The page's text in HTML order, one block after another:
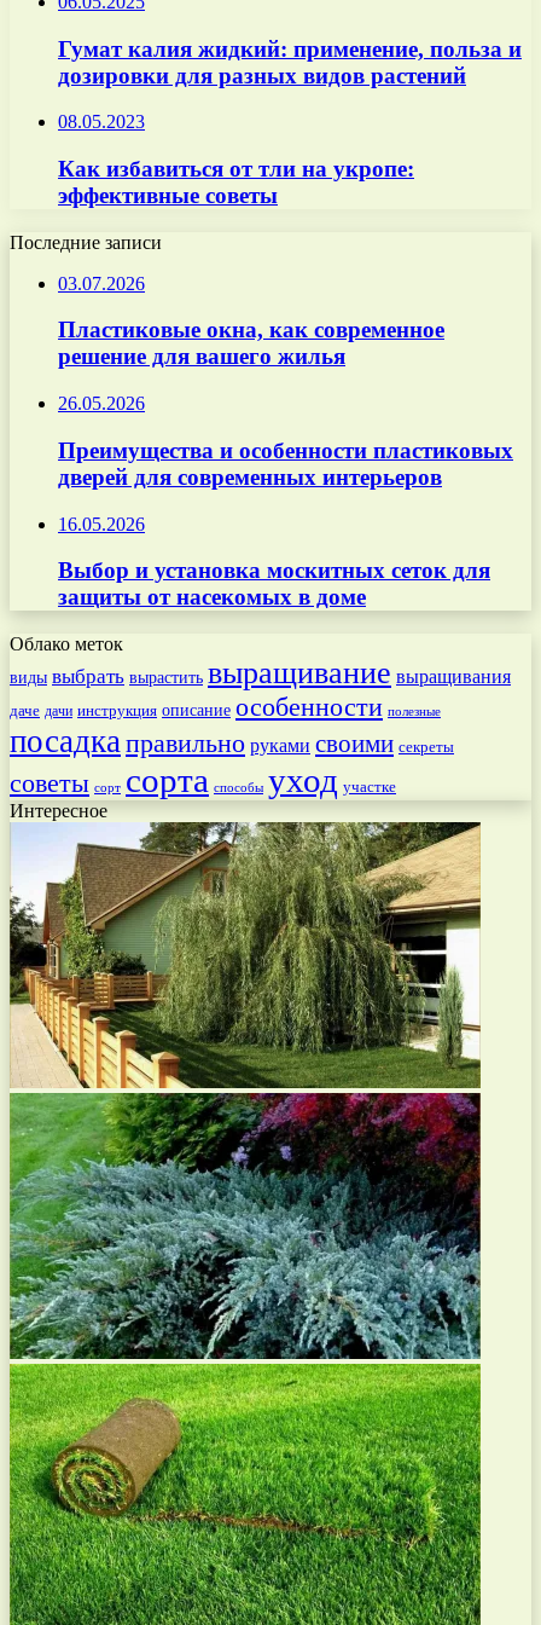
Гумат калия жидкий: применение, польза и
дозировки для разных видов растений
08.05.2023
Как избавиться от тли на укропе:
эффективные советы
Последние записи
03.07.2026
Пластиковые окна, как современное
решение для вашего жилья
26.05.2026
Преимущества и особенности пластиковых
дверей для современных интерьеров
16.05.2026
Выбор и установка москитных сеток для
защиты от насекомых в доме
Облако меток
виды выбрать вырастить выращивание выращивания
даче дачи инструкция описание особенности полезные
посадкаправильно руками своими секреты
советы сорт сорта способы уход участке
Интересное